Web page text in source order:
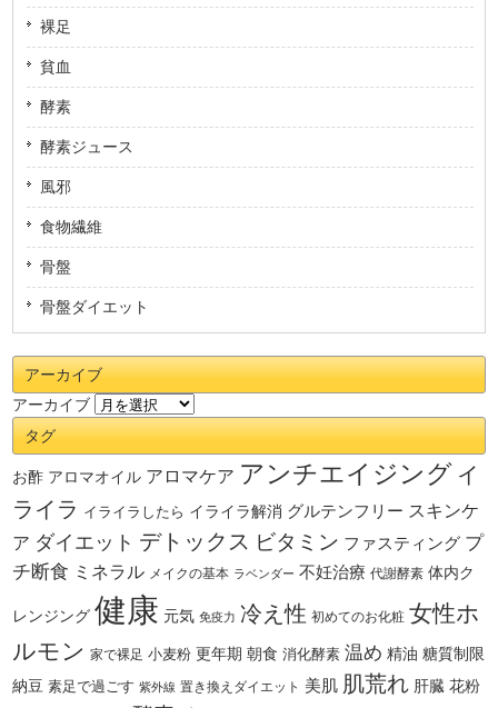
裸足
貧血
酵素
酵素ジュース
風邪
食物繊維
骨盤
骨盤ダイエット
アーカイブ
アーカイブ
タグ
お酢 アロマオイル アロマケア アンチエイジング イ
ライラ イライラしたら イライラ解消 グルテンフリー スキンケ
ア ダイエット デトックス ビタミン ファスティング プ
チ断食 ミネラル メイクの基本 ラベンダー 不妊治療 代謝酵素 体内ク
レンジング 健康 元気 免疫力 冷え性 初めてのお化粧 女性ホ
ルモン 家で裸足 小麦粉 更年期 朝食 消化酵素 温め 精油 糖質制限
納豆 素足で過ごす 紫外線 置き換えダイエット 美肌 肌荒れ 肝臓 花粉